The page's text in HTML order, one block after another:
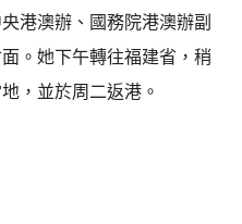
港澳辦、國務院港澳辦副
。她下午轉往福建省，稍
，並於周二返港。